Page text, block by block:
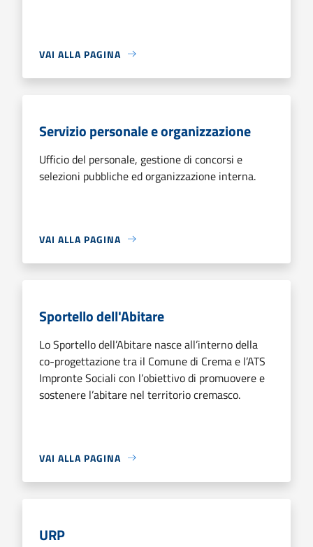
VAI ALLA PAGINA
Servizio personale e organizzazione
Ufficio del personale, gestione di concorsi e
selezioni pubbliche ed organizzazione interna.
VAI ALLA PAGINA
Sportello dell'Abitare
Lo Sportello dell’Abitare nasce all’interno della
co-progettazione tra il Comune di Crema e l’ATS
Impronte Sociali con l’obiettivo di promuovere e
sostenere l’abitare nel territorio cremasco.
VAI ALLA PAGINA
URP